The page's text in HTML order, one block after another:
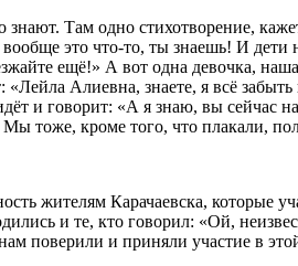
Там одно стихотворение,
это что-то, ты знаешь! И дети
ещё!» А вот одна девочка,
Алиевна, знаете, я всё
и говорит: «А я знаю, вы сейчас
тоже, кроме того, что плакали,
жителям Карачаевска, которые
и те, кто говорил: «Ой,
поверили и приняли участие в